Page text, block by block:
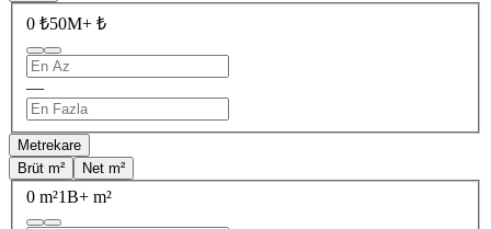
0 ₺50M+ ₺
—
Metrekare
Brüt m²
Net m²
0 m²1B+ m²